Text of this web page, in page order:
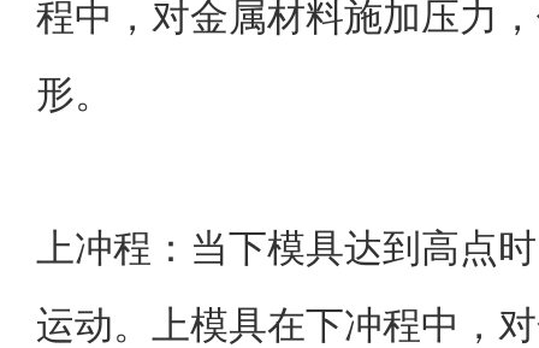
程中，对金属材料施加压力
形。
上冲程：当下模具达到高点
运动。上模具在下冲程中，